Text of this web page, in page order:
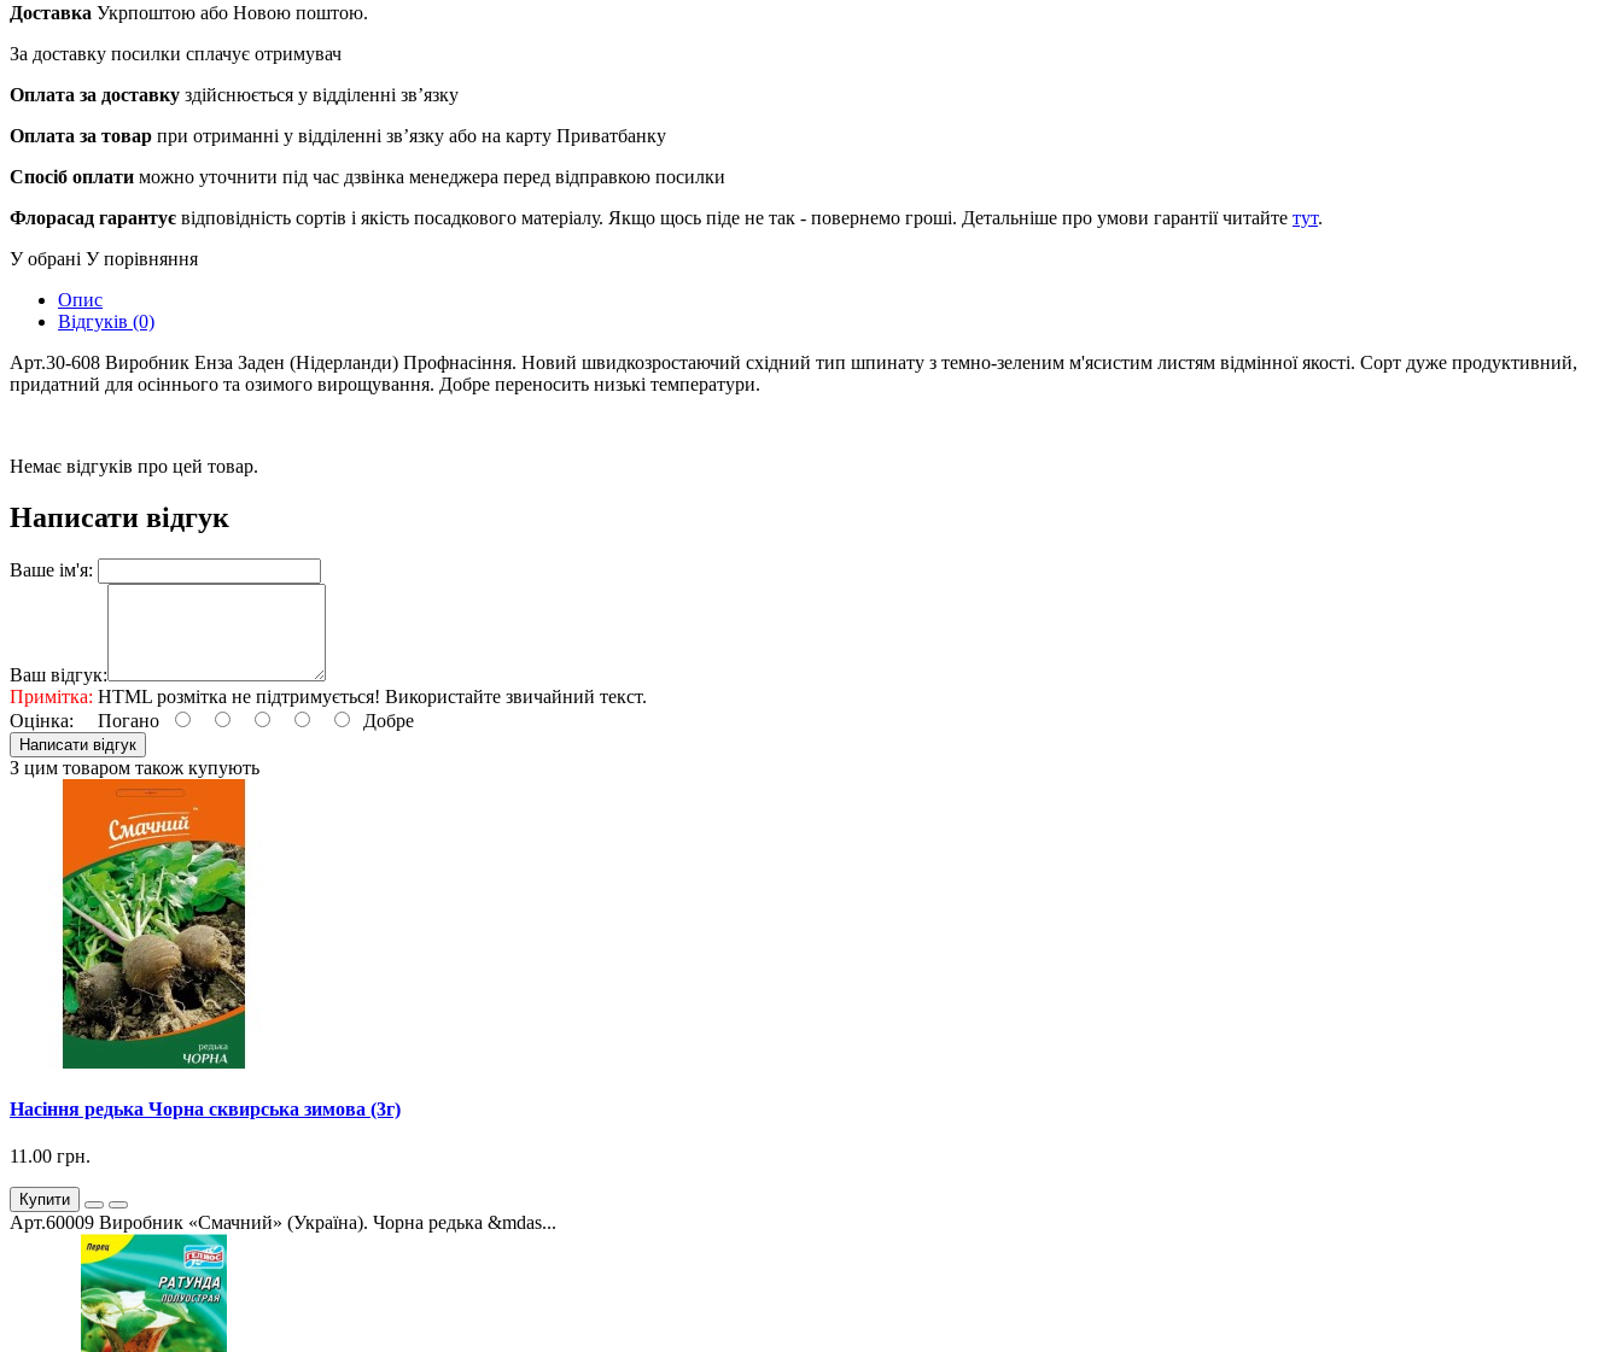
Доставка Укрпоштою або Новою поштою.
За доставку посилки сплачує отримувач
Оплата за доставку здійснюється у відділенні зв’язку
Оплата за товар при отриманні у відділенні зв’язку або на карту Приватбанку
Спосіб оплати можно уточнити під час дзвінка менеджера перед відправкою посилки
Флорасад гарантує відповідність сортів і якість посадкового матеріалу. Якщо щось піде не так - повернемо гроші. Детальніше про умови гарантії читайте тут.
У обрані У порівняння
Опис
Відгуків (0)
Арт.30-608 Виробник Енза Заден (Нідерланди) Профнасіння. Новий швидкозростаючий східний тип шпинату з темно-зеленим м'ясистим листям відмінної якості. Сорт дуже продуктивний,
придатний для осіннього та озимого вирощування. Добре переносить низькі температури.
Немає відгуків про цей товар.
Написати відгук
Ваше ім'я:
Ваш відгук:
Примітка: HTML розмітка не підтримується! Використайте звичайний текст.
Оцінка: Погано Добре
Написати відгук
З цим товаром також купують
Насіння редька Чорна сквирська зимова (3г)
11.00 грн.
Купити
Арт.60009 Виробник «Смачний» (Україна). Чорна редька &mdas...